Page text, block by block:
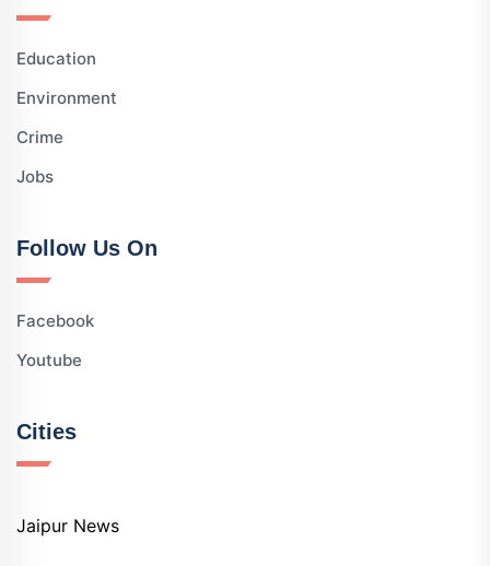
Education
Environment
Crime
Jobs
Follow Us On
Facebook
Youtube
Cities
Jaipur News